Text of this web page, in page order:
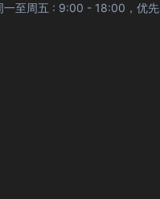
一至周五 : 9:00 - 18:00，优先